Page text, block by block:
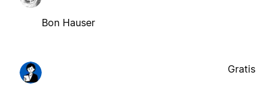
Bon Hauser
Gratis